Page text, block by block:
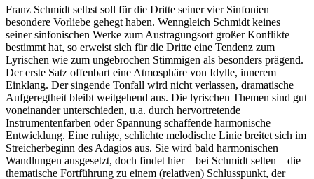
Franz Schmidt selbst soll für die Dritte seiner vier Sinfonien
besondere Vorliebe gehegt haben. Wenngleich Schmidt keines
seiner sinfonischen Werke zum Austragungsort großer Konflikte
bestimmt hat, so erweist sich für die Dritte eine Tendenz zum
Lyrischen wie zum ungebrochen Stimmigen als besonders prägend.
Der erste Satz offenbart eine Atmosphäre von Idylle, innerem
Einklang. Der singende Tonfall wird nicht verlassen, dramatische
Aufgeregtheit bleibt weitgehend aus. Die lyrischen Themen sind gut
voneinander unterschieden, u.a. durch hervortretende
Instrumentenfarben oder Spannung schaffende harmonische
Entwicklung. Eine ruhige, schlichte melodische Linie breitet sich im
Streicherbeginn des Adagios aus. Sie wird bald harmonischen
Wandlungen ausgesetzt, doch findet hier – bei Schmidt selten – die
thematische Fortführung zu einem (relativen) Schlusspunkt, der